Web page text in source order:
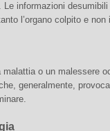
informazioni desumibili
l’organo colpito e
malattia o un malessere
generalmente,